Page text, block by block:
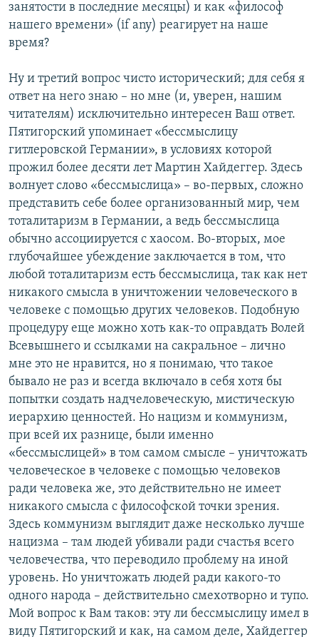
занятости в последние месяцы) и как «философ
нашего времени» (if any) реагирует на наше
время?
Ну и третий вопрос чисто исторический; для себя я
ответ на него знаю – но мне (и, уверен, нашим
читателям) исключительно интересен Ваш ответ.
Пятигорский упоминает «бессмыслицу
гитлеровской Германии», в условиях которой
прожил более десяти лет Мартин Хайдеггер. Здесь
волнует слово «бессмыслица» – во-первых, сложно
представить себе более организованный мир, чем
тоталитаризм в Германии, а ведь бессмыслица
обычно ассоциируется с хаосом. Во-вторых, мое
глубочайшее убеждение заключается в том, что
любой тоталитаризм есть бессмыслица, так как нет
никакого смысла в уничтожении человеческого в
человеке с помощью других человеков. Подобную
процедуру еще можно хоть как-то оправдать Волей
Всевышнего и ссылками на сакральное – лично
мне это не нравится, но я понимаю, что такое
бывало не раз и всегда включало в себя хотя бы
попытки создать надчеловеческую, мистическую
иерархию ценностей. Но нацизм и коммунизм,
при всей их разнице, были именно
«бессмыслицей» в том самом смысле – уничтожать
человеческое в человеке с помощью человеков
ради человека же, это действительно не имеет
никакого смысла с философской точки зрения.
Здесь коммунизм выглядит даже несколько лучше
нацизма – там людей убивали ради счастья всего
человечества, что переводило проблему на иной
уровень. Но уничтожать людей ради какого-то
одного народа – действительно смехотворно и тупо.
Мой вопрос к Вам таков: эту ли бессмыслицу имел в
виду Пятигорский и как, на самом деле, Хайдеггер